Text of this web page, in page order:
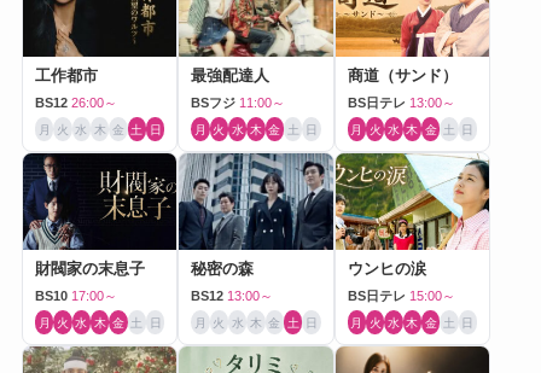
工作都市
BS12 26:00～
月 火 水 木 金 土 日
最強配達人
BSフジ 11:00～
月 火 水 木 金 土 日
商道（サンド）
BS日テレ 13:00～
月 火 水 木 金 土 日
財閥家の末息子
BS10 17:00～
月 火 水 木 金 土 日
秘密の森
BS12 13:00～
月 火 水 木 金 土 日
ウンヒの涙
BS日テレ 15:00～
月 火 水 木 金 土 日